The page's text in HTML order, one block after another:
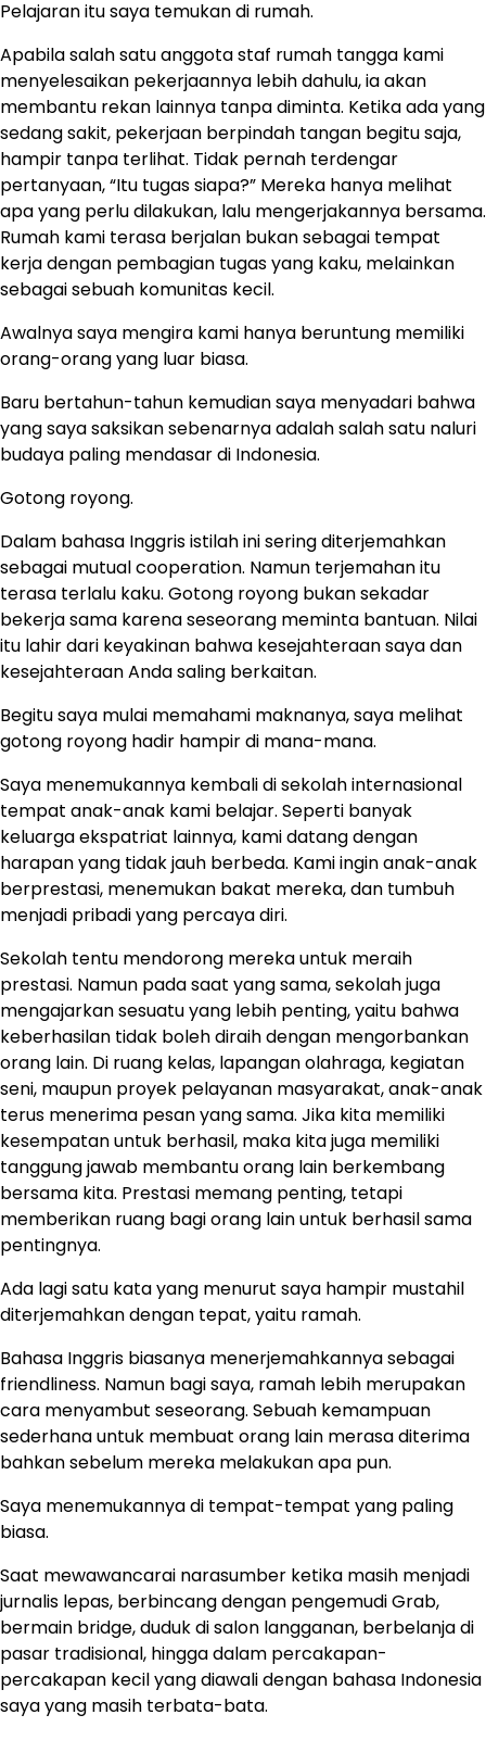
Pelajaran itu saya temukan di rumah.
Apabila salah satu anggota staf rumah tangga kami
menyelesaikan pekerjaannya lebih dahulu, ia akan
membantu rekan lainnya tanpa diminta. Ketika ada yang
sedang sakit, pekerjaan berpindah tangan begitu saja,
hampir tanpa terlihat. Tidak pernah terdengar
pertanyaan, “Itu tugas siapa?” Mereka hanya melihat
apa yang perlu dilakukan, lalu mengerjakannya bersama.
Rumah kami terasa berjalan bukan sebagai tempat
kerja dengan pembagian tugas yang kaku, melainkan
sebagai sebuah komunitas kecil.
Awalnya saya mengira kami hanya beruntung memiliki
orang-orang yang luar biasa.
Baru bertahun-tahun kemudian saya menyadari bahwa
yang saya saksikan sebenarnya adalah salah satu naluri
budaya paling mendasar di Indonesia.
Gotong royong.
Dalam bahasa Inggris istilah ini sering diterjemahkan
sebagai mutual cooperation. Namun terjemahan itu
terasa terlalu kaku. Gotong royong bukan sekadar
bekerja sama karena seseorang meminta bantuan. Nilai
itu lahir dari keyakinan bahwa kesejahteraan saya dan
kesejahteraan Anda saling berkaitan.
Begitu saya mulai memahami maknanya, saya melihat
gotong royong hadir hampir di mana-mana.
Saya menemukannya kembali di sekolah internasional
tempat anak-anak kami belajar. Seperti banyak
keluarga ekspatriat lainnya, kami datang dengan
harapan yang tidak jauh berbeda. Kami ingin anak-anak
berprestasi, menemukan bakat mereka, dan tumbuh
menjadi pribadi yang percaya diri.
Sekolah tentu mendorong mereka untuk meraih
prestasi. Namun pada saat yang sama, sekolah juga
mengajarkan sesuatu yang lebih penting, yaitu bahwa
keberhasilan tidak boleh diraih dengan mengorbankan
orang lain. Di ruang kelas, lapangan olahraga, kegiatan
seni, maupun proyek pelayanan masyarakat, anak-anak
terus menerima pesan yang sama. Jika kita memiliki
kesempatan untuk berhasil, maka kita juga memiliki
tanggung jawab membantu orang lain berkembang
bersama kita. Prestasi memang penting, tetapi
memberikan ruang bagi orang lain untuk berhasil sama
pentingnya.
Ada lagi satu kata yang menurut saya hampir mustahil
diterjemahkan dengan tepat, yaitu ramah.
Bahasa Inggris biasanya menerjemahkannya sebagai
friendliness. Namun bagi saya, ramah lebih merupakan
cara menyambut seseorang. Sebuah kemampuan
sederhana untuk membuat orang lain merasa diterima
bahkan sebelum mereka melakukan apa pun.
Saya menemukannya di tempat-tempat yang paling
biasa.
Saat mewawancarai narasumber ketika masih menjadi
jurnalis lepas, berbincang dengan pengemudi Grab,
bermain bridge, duduk di salon langganan, berbelanja di
pasar tradisional, hingga dalam percakapan-
percakapan kecil yang diawali dengan bahasa Indonesia
saya yang masih terbata-bata.